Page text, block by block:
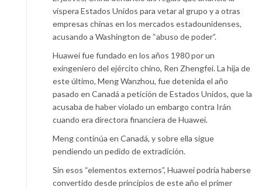
víspera Estados Unidos para vetar al grupo y a otras
empresas chinas en los mercados estadounidenses,
acusando a Washington de “abuso de poder”.
Huawei fue fundado en los años 1980 por un
exingeniero del ejército chino, Ren Zhengfei. La hija de
este último, Meng Wanzhou, fue detenida el año
pasado en Canadá a petición de Estados Unidos, que la
acusaba de haber violado un embargo contra Irán
cuando era directora financiera de Huawei.
Meng continúa en Canadá, y sobre ella sigue
pendiendo un pedido de extradición.
Sin esos “elementos externos”, Huawei podría haberse
convertido desde principios de este año el primer